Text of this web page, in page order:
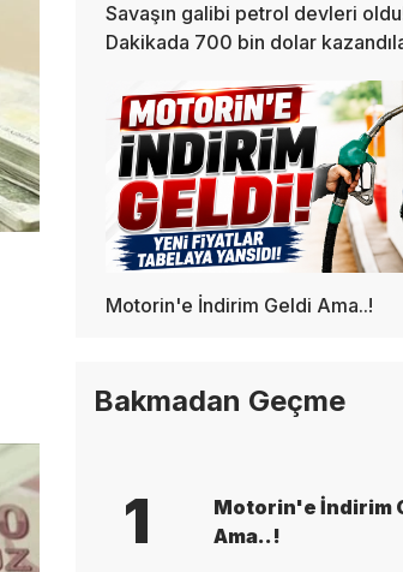
Savaşın galibi petrol devleri
Dakikada 700 bin dolar
Motorin'e İndirim Geldi Ama..!
Bakmadan Geçme
1
Motorin'e İndirim
Ama..!